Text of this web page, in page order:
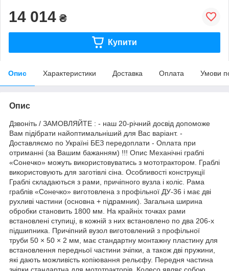
14 014 ₴
Купити
Опис Характеристики Доставка Оплата Умови
Опис
Дзвоніть / ЗАМОВЛЯЙТЕ : - наш 20-річний досвід допоможе
Вам підібрати найоптимальніший для Вас варіант. -
Доставляємо по Україні БЕЗ передоплати - Оплата при
отриманні (за Вашим бажанням) !!! Опис Механічні граблі
«Сонечко» можуть використовуватись з мототрактором. Граблі
використовують для заготівлі сіна. Особливості конструкції
Граблі складаються з рами, причіпного вузла і коліс. Рама
граблів «Сонечко» виготовлена з профільної ДУ-36 і має дві
рухливі частини (основна + підрамник). Загальна ширина
обробки становить 1800 мм. На крайніх точках рами
встановлені ступиці, в кожній з них встановлено по два 206-х
підшипника. Причіпний вузол виготовлений з профільної
труби 50 × 50 × 2 мм, має стандартну монтажну пластину для
встановлення передньої частини зчіпки, а також дві пружини,
які дають можливість копіювання рельєфу. Передня частина
зчіпки стандартна для мототракторів. Колесо являє собою